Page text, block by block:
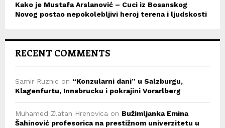
Kako je Mustafa Arslanović – Cuci iz Bosanskog
Novog postao nepokolebljivi heroj terena i ljudskosti
RECENT COMMENTS
Samir Ruznic on “Konzularni dani” u Salzburgu,
Klagenfurtu, Innsbrucku i pokrajini Vorarlberg
Muhamed Zlatan Hrenovica on Bužimljanka Emina
Šahinović profesorica na prestižnom univerzitetu u